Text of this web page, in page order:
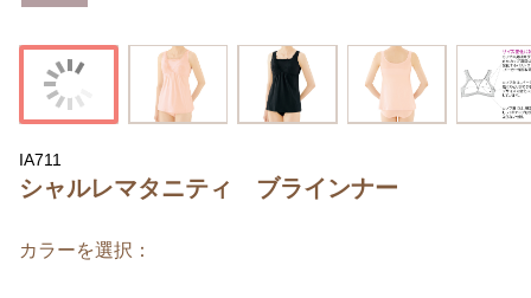
IA711
シャルレマタニティ ブラインナー
カラーを選択：